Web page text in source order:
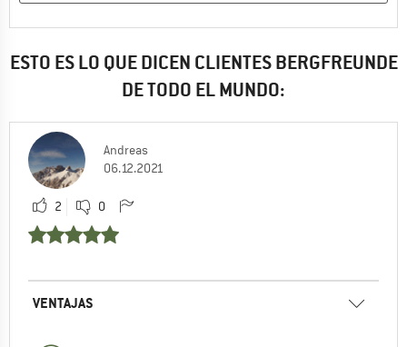
ESTO ES LO QUE DICEN CLIENTES BERGFREUNDE
DE TODO EL MUNDO:
Andreas
06.12.2021
2 0
VENTAJAS